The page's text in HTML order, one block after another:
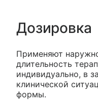
Дозировка
Применяют
длительность
индивидуально, в
клинической
формы.